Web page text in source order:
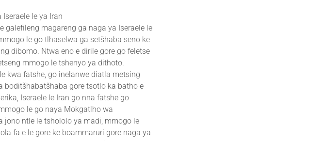
le ya Iran
magareng ga naga ya Iseraele le
le go tlhaselwa ga setšhaba seno ke
dibomo. Ntwa eno e dirile gore go feletse
mmogo le tshenyo ya dithoto.
kwa fatshe, go inelanwe diatla metsing
boditšhabatšhaba gore tsotlo ka batho e
Iseraele le Iran go nna fatshe go
le go naya Mokgatlho wa
jono ntle le tshololo ya madi, mmogo le
fa e le gore ke boammaruri gore naga ya